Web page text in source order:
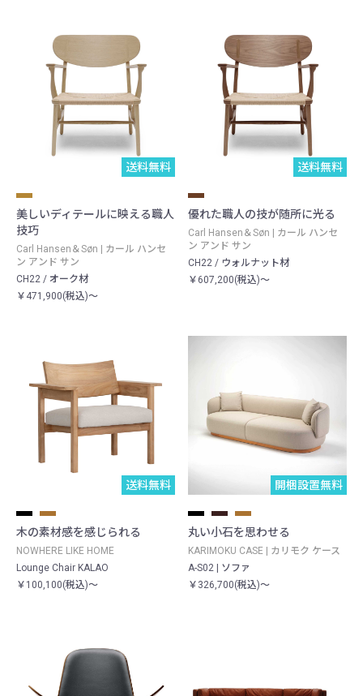
送料無料
美しいディテールに映える職人
技巧
Carl Hansen＆Søn | カール ハンセ
ン アンド サン
CH22 / オーク材
￥471,900(税込)～
送料無料
優れた職人の技が随所に光る
Carl Hansen＆Søn | カール ハンセ
ン アンド サン
CH22 / ウォルナット材
￥607,200(税込)～
送料無料
木の素材感を感じられる
NOWHERE LIKE HOME
Lounge Chair KALAO
￥100,100(税込)～
開梱設置無料
丸い小石を思わせる
KARIMOKU CASE | カリモク ケース
A-S02 | ソファ
￥326,700(税込)～